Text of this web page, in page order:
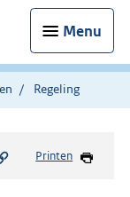
Menu
Regeling
Printen